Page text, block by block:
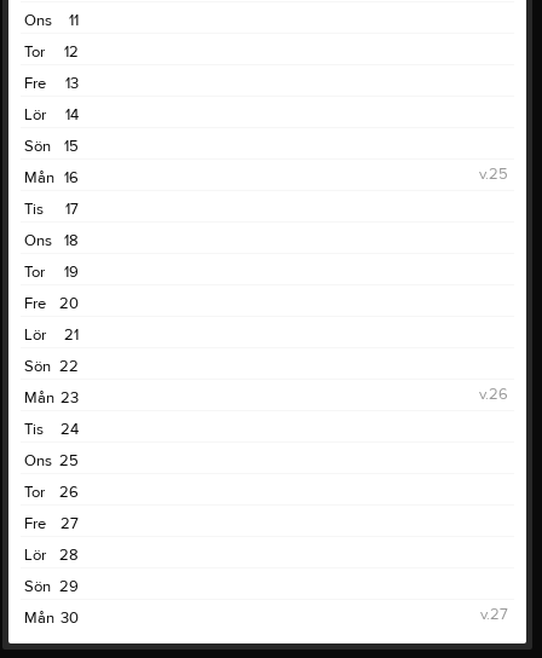
11
Ons
12
Tor
13
Fre
14
Lör
15
Sön
16
Mån
v.25
17
Tis
18
Ons
19
Tor
20
Fre
21
Lör
22
Sön
23
Mån
v.26
24
Tis
25
Ons
26
Tor
27
Fre
28
Lör
29
Sön
30
Mån v.27